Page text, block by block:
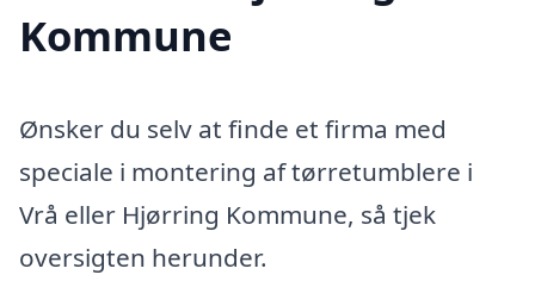
Kommune
Ønsker du selv at finde et firma med
speciale i montering af tørretumblere i
Vrå eller Hjørring Kommune, så tjek
oversigten herunder.